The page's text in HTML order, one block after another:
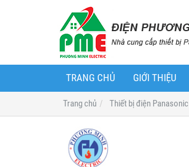
TRANG CHỦ GIỚI THIỆU
Trang chủ Thiết bị điện Panasonic